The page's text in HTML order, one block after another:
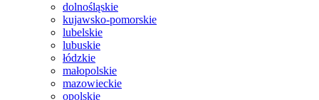
dolnośląskie
kujawsko-pomorskie
lubelskie
lubuskie
łódzkie
małopolskie
mazowieckie
opolskie